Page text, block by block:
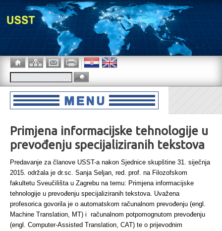
Primjena informacijske tehnologije u
prevođenju specijaliziranih tekstova
Predavanje za članove USST-a nakon Sjednice skupštine 31. siječnja
2015. održala je dr.sc. Sanja Seljan, red. prof. na Filozofskom
fakultetu Sveučilišta u Zagrebu na temu: Primjena informacijske
tehnologije u prevođenju specijaliziranih tekstova. Uvažena
profesorica govorila je o automatskom računalnom prevođenju (engl.
Machine Translation, MT) i računalnom potpomognutom prevođenju
(engl. Computer-Assisted Translation, CAT) te o prijevodnim